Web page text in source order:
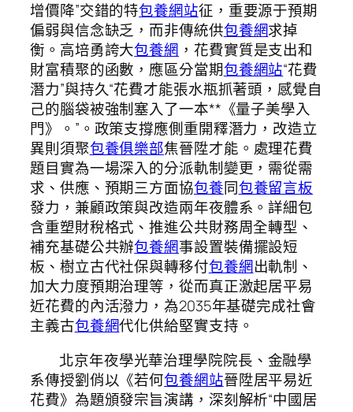
增價降”交錯的特包養網站征，重要源于預期
偏弱與信念缺乏，而非傳統供包養網求掉
衡。高培勇誇大包養網 ，花費實質是支出和
財富積聚的函數，應區分當期包養網站“花費
潛力”與持久“花費才能張水瓶抓著頭，感覺自
己的腦袋被強制塞入了一本**《量子美學入
門》。”。政策支撐應側重開釋潛力，改造立
異則須聚包養俱樂部焦晉陞才能。處理花費
題目實為一場深入的分派軌制變更，需從需
求、供應、預期三方面協包養同包養留言板
發力，兼顧政策與改造兩年夜體系。詳細包
含重塑財稅格式、推進公共財務周全轉型、
補充基礎公共辦包養網事設置裝備擺設短
板、樹立古代社保與轉移付包養網出軌制、
加大力度預期治理等，從而真正激起居平易
近花費的內活潑力，為2035年基礎完成社會
主義古包養網代化供給堅實支持。
北京年夜學光華治理學院院長、金融學
系傳授劉俏以《若何包養網站晉陞居平易近
花費》為題頒發宗旨演講，深刻解析“中國居